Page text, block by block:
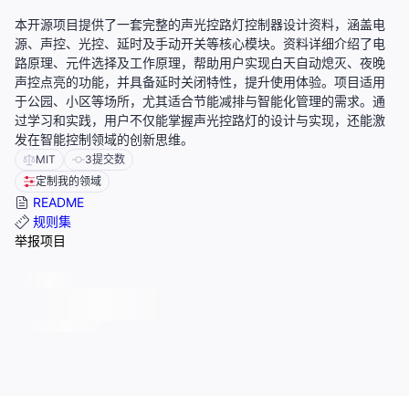
本开源项目提供了一套完整的声光控路灯控制器设计资料，涵盖电
源、声控、光控、延时及手动开关等核心模块。资料详细介绍了电
路原理、元件选择及工作原理，帮助用户实现白天自动熄灭、夜晚
声控点亮的功能，并具备延时关闭特性，提升使用体验。项目适用
于公园、小区等场所，尤其适合节能减排与智能化管理的需求。通
过学习和实践，用户不仅能掌握声光控路灯的设计与实现，还能激
发在智能控制领域的创新思维。
MIT 3提交数
定制我的领域
README
规则集
举报项目